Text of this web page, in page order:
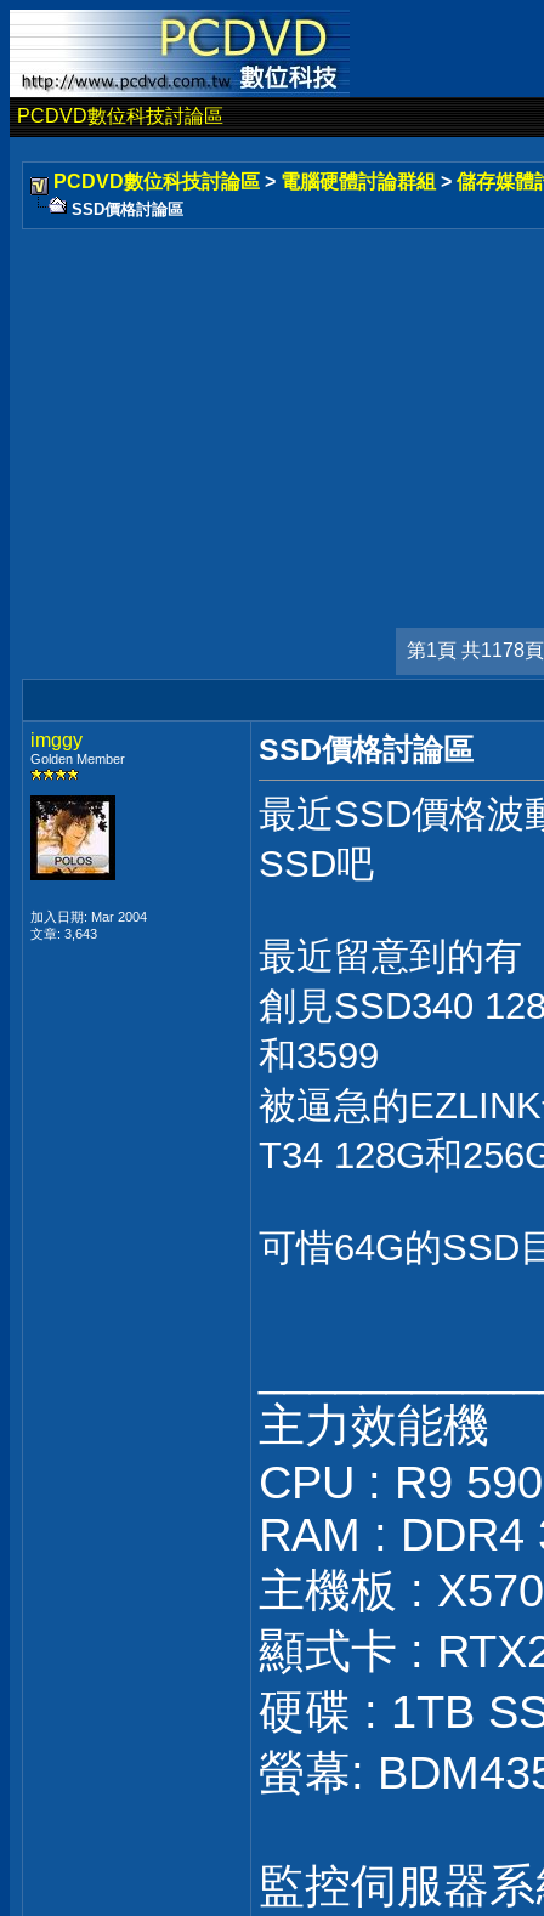
PCDVD數位科技討論區
PCDVD數位科技討論區 > 電腦硬體討論群組 > 儲存媒體
SSD價格討論區
第1頁 共1178頁
imggy
Golden Member
加入日期: Mar 2004
文章: 3,643
SSD價格討論區
最近SSD價格波
SSD吧
最近留意到的有
創見SSD340
和3599
被逼急的
T34 128G和
可惜64G的SSD
主力效能機
CPU : R9
RAM : DDR4
主機板 :
顯式卡 :
硬碟 : 1TB
螢幕:
監控伺服器